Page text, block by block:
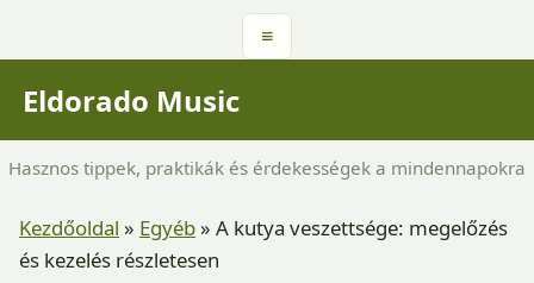
≡
Eldorado Music
Hasznos tippek, praktikák és érdekességek a mindennapokra
Kezdőoldal » Egyéb» A kutya veszettsége: megelőzés
és kezelés részletesen